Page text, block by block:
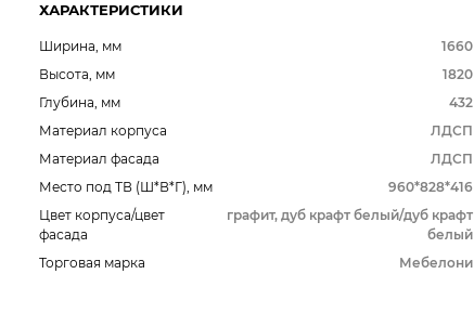
ХАРАКТЕРИСТИКИ
Ширина, мм
1660
Высота, мм
1820
Глубина, мм
432
Материал корпуса
ЛДСП
Материал фасада
ЛДСП
Место под ТВ (Ш*В*Г), мм
960*828*416
Цвет корпуса/цвет
фасада
графит, дуб крафт белый/дуб крафт
белый
Торговая марка
Мебелони